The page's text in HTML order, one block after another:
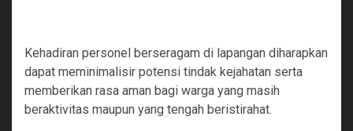
‎Kehadiran personel berseragam di lapangan diharapkan
dapat meminimalisir potensi tindak kejahatan serta
memberikan rasa aman bagi warga yang masih
beraktivitas maupun yang tengah beristirahat.